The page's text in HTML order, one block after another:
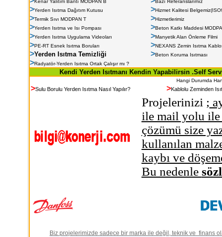
Kenar Yalıtım Bantı MODPAN B
>Yerden Isıtma Dağıtım Kutusu
>Termik Sıvı MODPAN T
>Yerden Isıtma ve Isı Pompası
>Yerden Isıtma Uygulama Videoları
>PE-RT Esnek Isıtma Boruları
>Yerden Isıtma Temizliği
>Radyatör-Yerden Isıtma Ortak Çalışır mı ?
Bazı Referanslarımız
>Hizmet Kalitesi
>Hizmetlerimiz
>Beton Katkı Maddesi
>Manyetik Alan Önleme Filmi
>NEXANS Zemin Isıtma
>Beton Koruma Isıtması
Kendi Yerden Isıtmanı Kendin Yapabilirsin .Self
Hangi Durumda
>Sulu Borulu Yerden Isıtma Nasıl Yapılır? >Kablolu Zeminden
Projelerinizi ;
ile mail yolu ile
çözümü size
kullanılan
kaybı ve
Bu nedenle
Biz projelerimizde sadece bir marka ile değil, teknik ve finans